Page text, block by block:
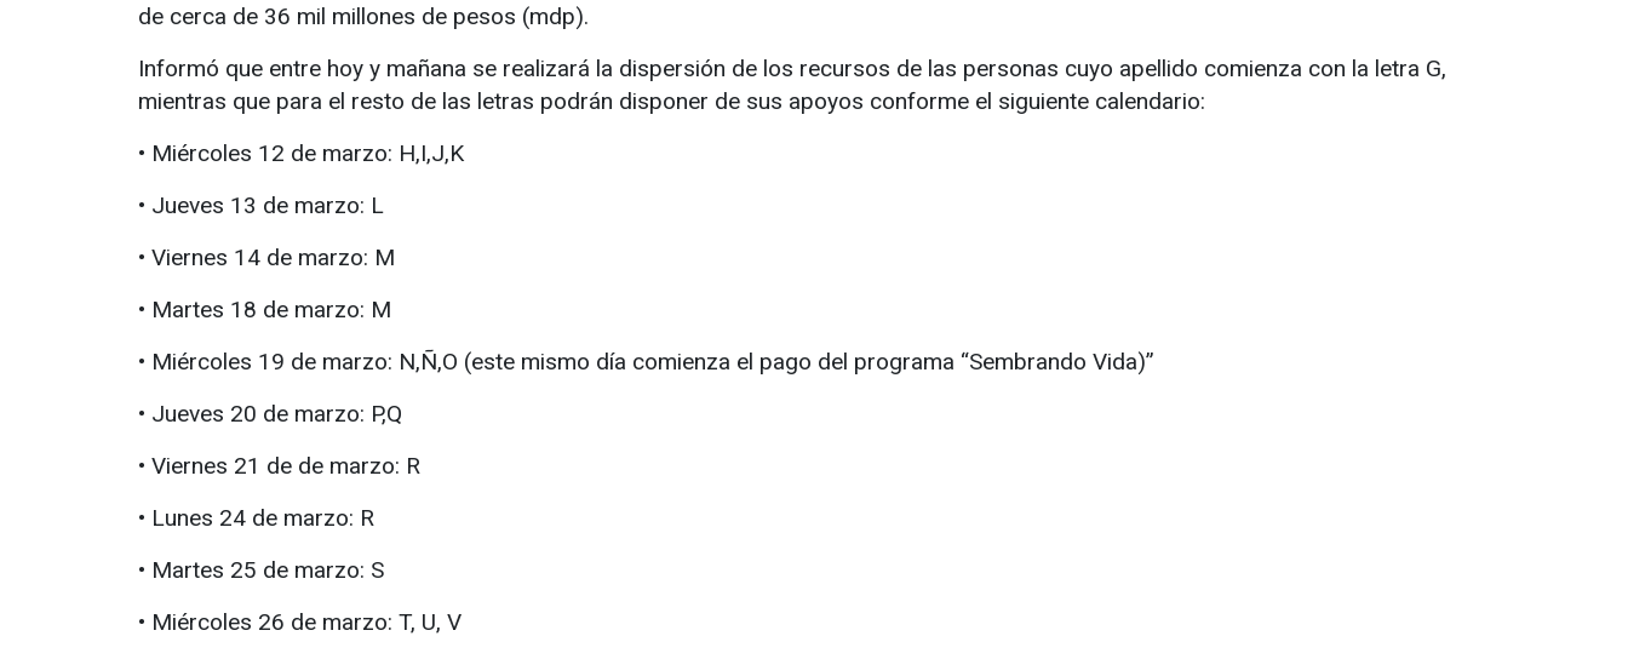
de cerca de 36 mil millones de pesos (mdp).
Informó que entre hoy y mañana se realizará la dispersión de los recursos de las personas cuyo apellido comienza con la letra G,
mientras que para el resto de las letras podrán disponer de sus apoyos conforme el siguiente calendario:
• Miércoles 12 de marzo: H,I,J,K
• Jueves 13 de marzo: L
• Viernes 14 de marzo: M
• Martes 18 de marzo: M
• Miércoles 19 de marzo: N,Ñ,O (este mismo día comienza el pago del programa “Sembrando Vida)”
• Jueves 20 de marzo: P,Q
• Viernes 21 de de marzo: R
• Lunes 24 de marzo: R
• Martes 25 de marzo: S
• Miércoles 26 de marzo: T, U, V